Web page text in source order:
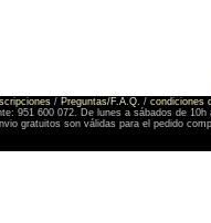
/ Preguntas/F.A.Q. / condiciones
951 600 072. De lunes a sábados de 10h
gratuitos son válidas para el pedido